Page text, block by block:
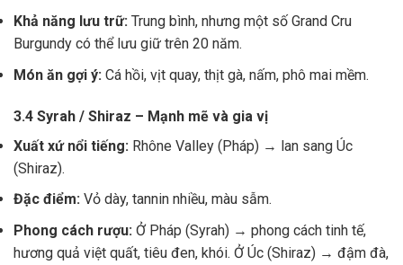
Khả năng lưu trữ: Trung bình, nhưng một số Grand Cru
Burgundy có thể lưu giữ trên 20 năm.
Món ăn gợi ý: Cá hồi, vịt quay, thịt gà, nấm, phô mai mềm.
3.4 Syrah / Shiraz – Mạnh mẽ và gia vị
Xuất xứ nổi tiếng: Rhône Valley (Pháp) → lan sang Úc
(Shiraz).
Đặc điểm: Vỏ dày, tannin nhiều, màu sẫm.
Phong cách rượu: Ở Pháp (Syrah) → phong cách tinh tế,
hương quả việt quất, tiêu đen, khói. Ở Úc (Shiraz) → đậm đà,